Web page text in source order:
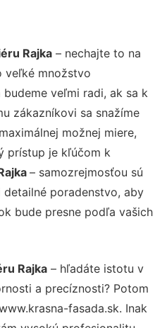
Rajka – nechajte to na
veľké množstvo
veľmi radi, ak sa k
zákazníkovi sa snažíme
možnej miere,
prístup je kľúčom k
– samozrejmosťou sú
poradenstvo, aby
bude presne podľa vašich
Rajka – hľadáte istotu v
a precíznosti? Potom
fasada.sk. Inak